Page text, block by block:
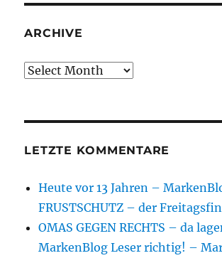
ARCHIVE
Archive
LETZTE KOMMENTARE
Heute vor 13 Jahren –
FRUSTSCHUTZ – der
OMAS GEGEN RECHTS – da
MarkenBlog Leser richtig! –